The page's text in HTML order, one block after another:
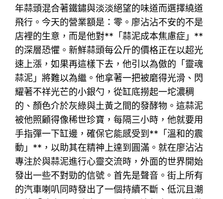
年蒜頭混合著鐵鏽與淡淡絕望的味道而選擇繞道
飛行。今天的營業額是：零。廖沾沾不安的不是
店裡的生意，而是他對**「蒜泥成本焦慮症」**
的深層恐懼。新鮮蒜頭每公斤的價格正在以超光
速上漲，如果再這樣下去，他引以為傲的「靈魂
蒜泥」將難以為繼。他拿著一把被磨得光滑、閃
耀著不祥光芒的小銀勺，從缸底撈起一坨濃稠
的、顏色介於灰綠與土黃之間的發酵物。這蒜泥
被他照顧得像稀世珍寶，每隔三小時，他就要用
手指彈一下缸邊，確保它能感受到**「溫和的震
動」**，以助其在精神上達到圓滿。就在廖沾沾
專注於與蒜泥進行心靈交流時，外面的世界開始
發出一些不對勁的信號。首先是聲音。街上所有
的汽車喇叭同時發出了一個持續不斷、低沉且潮